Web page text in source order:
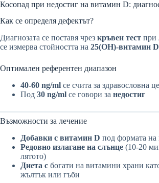
Косопад при недостиг на витамин D:
Как се определя дефектът?
Диагнозата се поставя чрез кръвен тест при
се измерва стойността на 25(OH)-витамин D
Оптимален референтен диапазон
40-60 ng/ml се счита за здравословна
Под 30 ng/ml се говори за недостиг
Възможности за лечение
Добавки с витамин D под формата на
Редовно излагане на слънце (10-20
лятото)
Диета с богати на витамини храни
жълтък или гъби